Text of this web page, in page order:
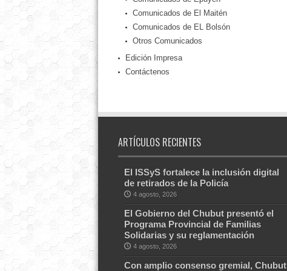
Comunicados de El Maitén
Comunicados de EL Bolsón
Otros Comunicados
Edición Impresa
Contáctenos
ARTÍCULOS RECIENTES
El ISSyS fortalece la inclusión digital
de retirados de la Policía
4 agosto, 2026
El Gobierno del Chubut presentó el
Programa Provincial de Familias
Solidarias y su reglamentación
4 agosto, 2026
Con amplio consenso gremial, Chubut